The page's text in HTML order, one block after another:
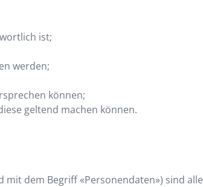
ist;
werden;
können;
geltend machen können.
dem Begriff «Personendaten») sind alle